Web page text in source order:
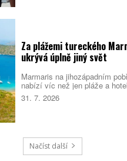
Za plážemi tureckého
ukrývá úplně jiný svět
Marmaris na jihozápadním
nabízí víc než jen pláže a
Město obklopují borové lesy,
průzračnou vodou i pozůstatky
31. 7. 2026
Načíst další